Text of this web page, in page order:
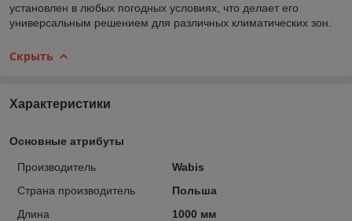
установлен в любых погодных условиях, что делает его
универсальным решением для различных климатических зон.
Скрыть
Характеристики
Основные атрибуты
Производитель
Wabis
Страна производитель
Польша
Длина
1000 мм